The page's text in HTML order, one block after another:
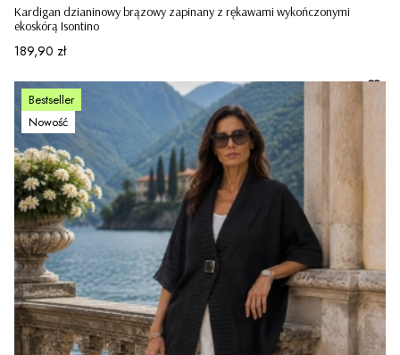
Kardigan dzianinowy brązowy zapinany z rękawami wykończonymi
ekoskórą Isontino
Cena
189,90 zł
Bestseller
Nowość